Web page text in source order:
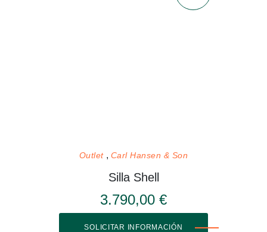
Outlet Carl Hansen & Son
Silla Shell
3.790,00 €
SOLICITAR INFORMACIÓN